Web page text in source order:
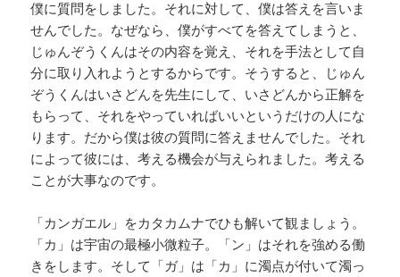
僕に質問をしました。それに対して、僕は答えを言いま
せんでした。なぜなら、僕がすべてを答えてしまうと、
じゅんぞうくんはその内容を覚え、それを手法として自
分に取り入れようとするからです。そうすると、じゅん
ぞうくんはいさどんを先生にして、いさどんから正解を
もらって、それをやっていればいいというだけの人にな
ります。だから僕は彼の質問に答えませんでした。それ
によって彼には、考える機会が与えられました。考える
ことが大事なのです。
「カンガエル」をカタカムナでひも解いて観ましょう。
「カ」は宇宙の最極小微粒子。「ン」はそれを強める働
きをします。そして「ガ」は「カ」に濁点が付いて濁っ